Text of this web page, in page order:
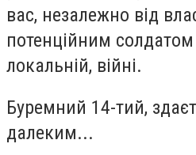
вас, незалежно від
потенційним
локальній, війні.
Буремний 14-тий,
далеким...